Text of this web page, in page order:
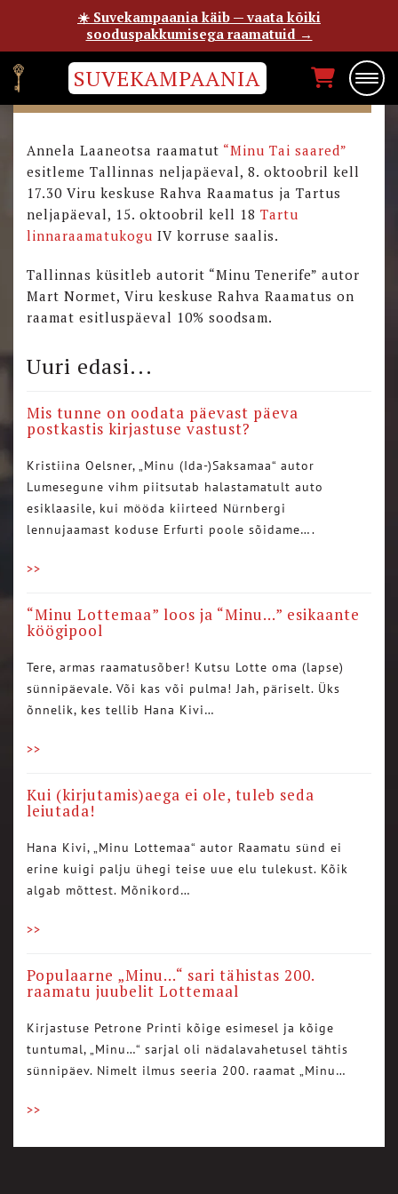
SUVEKAMPAANIA
“MINU TAI SAARTE” ESITLUSED
Annela Laaneotsa raamatut “Minu Tai saared”
esitleme Tallinnas neljapäeval, 8. oktoobril kell
17.30 Viru keskuse Rahva Raamatus ja Tartus
neljapäeval, 15. oktoobril kell 18 Tartu
linnaraamatukogu IV korruse saalis.
Tallinnas küsitleb autorit “Minu Tenerife” autor
Mart Normet, Viru keskuse Rahva Raamatus on
raamat esitluspäeval 10% soodsam.
Uuri edasi...
Mis tunne on oodata päevast päeva
postkastis kirjastuse vastust?
Kristiina Oelsner, „Minu (Ida-)Saksamaa“ autor
Lumesegune vihm piitsutab halastamatult auto
esiklaasile, kui mööda kiirteed Nürnbergi
lennujaamast koduse Erfurti poole sõidame….
>>
“Minu Lottemaa” loos ja “Minu…” esikaante
köögipool
Tere, armas raamatusõber! Kutsu Lotte oma (lapse)
sünnipäevale. Või kas või pulma! Jah, päriselt. Üks
õnnelik, kes tellib Hana Kivi…
>>
Kui (kirjutamis)aega ei ole, tuleb seda
leiutada!
Hana Kivi, „Minu Lottemaa“ autor Raamatu sünd ei
erine kuigi palju ühegi teise uue elu tulekust. Kõik
algab mõttest. Mõnikord…
>>
Populaarne „Minu…“ sari tähistas 200.
raamatu juubelit Lottemaal
Kirjastuse Petrone Printi kõige esimesel ja kõige
tuntumal, „Minu…“ sarjal oli nädalavahetusel tähtis
sünnipäev. Nimelt ilmus seeria 200. raamat „Minu…
>>
☀️ Suvekampaania käib — vaata kõiki
sooduspakkumisega raamatuid →